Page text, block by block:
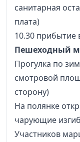
санитарная
плата)
10.30 прибытие
Пешеходный
Прогулка по
смотровой
сторону)
На полянке
чарующие
Участников